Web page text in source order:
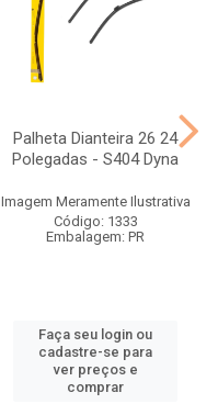
Palheta Dianteira 26 24
Polegadas - S404 Dyna
Imagem Meramente Ilustrativa
Código: 1333
Embalagem: PR
Faça seu login ou
cadastre-se para
ver preços e
comprar